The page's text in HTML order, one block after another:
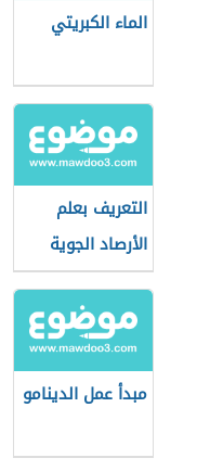
الماء الكبريتي
التعريف بعلم
الأرصاد الجوية
مبدأ عمل الدينامو